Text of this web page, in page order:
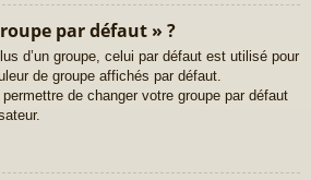
par défaut » ?
d’un groupe, celui par défaut est utilisé pour
de groupe affichés par défaut.
permettre de changer votre groupe par défaut